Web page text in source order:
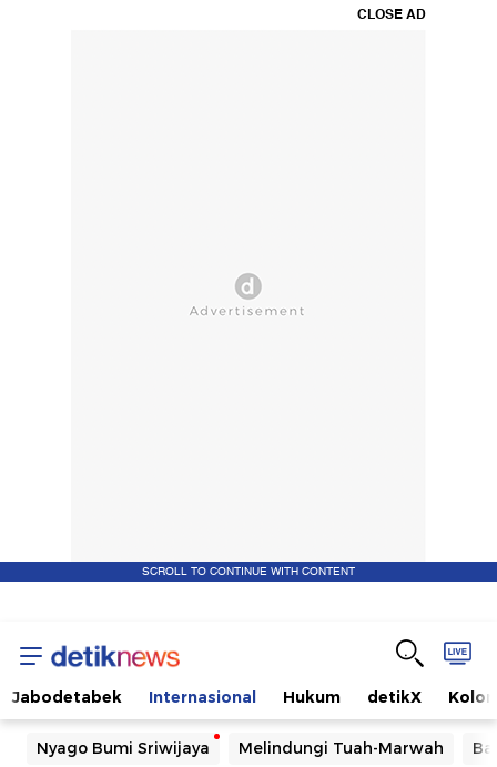
CLOSE AD
SCROLL TO CONTINUE WITH CONTENT
Jabodetabek Internasional Hukum detikX
Nyago Bumi Sriwijaya Melindungi Tuah-Marwah